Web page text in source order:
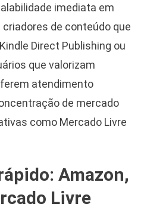
imediata em
de conteúdo que
Direct Publishing ou
que valorizam
atendimento
de mercado
como Mercado Livre
Amazon,
Livre